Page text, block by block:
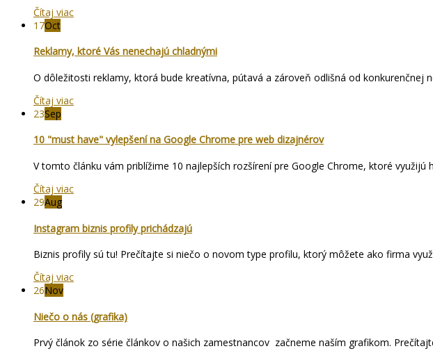
Čítaj viac
17Oct
Reklamy, ktoré Vás nenechajú chladnými
O dôležitosti reklamy, ktorá bude kreatívna, pútavá a zároveň odlišná od konkurenčnej
Čítaj viac
23Sep
10 "must have" vylepšení na Google Chrome pre web dizajnérov
V tomto článku vám priblížime 10 najlepších rozšírení pre Google Chrome, ktoré využijú
Čítaj viac
29Aug
Instagram biznis profily prichádzajú
Biznis profily sú tu! Prečítajte si niečo o novom type profilu, ktorý môžete ako firma
Čítaj viac
26Nov
Niečo o nás (grafika)
Prvý článok zo série článkov o našich zamestnancov začneme naším grafikom.